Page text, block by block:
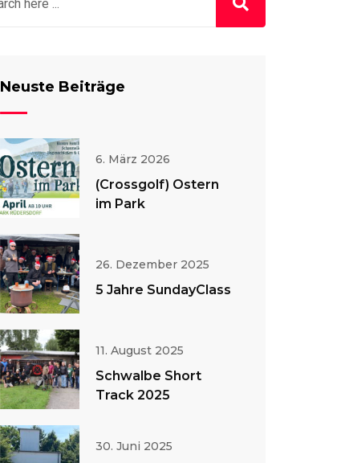
Neuste Beiträge
6. März 2026
(Crossgolf) Ostern
im Park
26. Dezember 2025
5 Jahre SundayClass
11. August 2025
Schwalbe Short
Track 2025
30. Juni 2025